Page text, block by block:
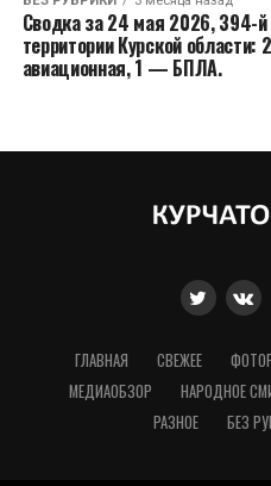
Сводка за 24 мая 2026, 394-
территории Курской
авиационная, 1 — БПЛА.
ГЛАВНАЯ СВЕЖЕЕ
МЕДИАОБЗОР
НАРОДНОЕ
РАЗНОЕ
БЕЗ